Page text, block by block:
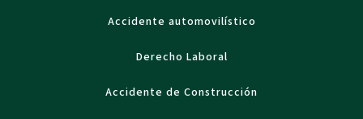
Accidente automovilístico
Derecho Laboral
Accidente de Construcción